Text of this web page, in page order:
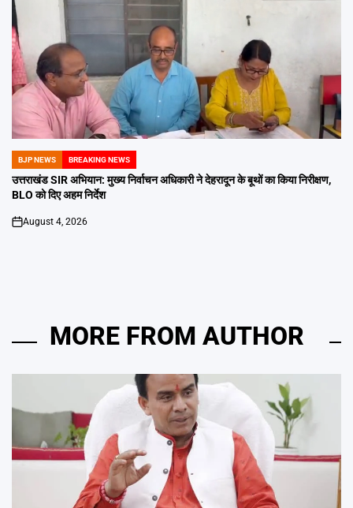
POSTED
IN
BJP NEWS BREAKING NEWS
उत्तराखंड SIR अभियान: मुख्य निर्वाचन अधिकारी ने देहरादून के बूथों का किया निरीक्षण,
BLO को दिए अहम निर्देश
on
August 4, 2026
MORE FROM AUTHOR